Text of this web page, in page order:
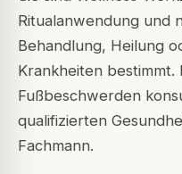
Ritualanwendung und
Behandlung, Heilung
Krankheiten bestimmt.
Fußbeschwerden
qualifizierten
Fachmann.